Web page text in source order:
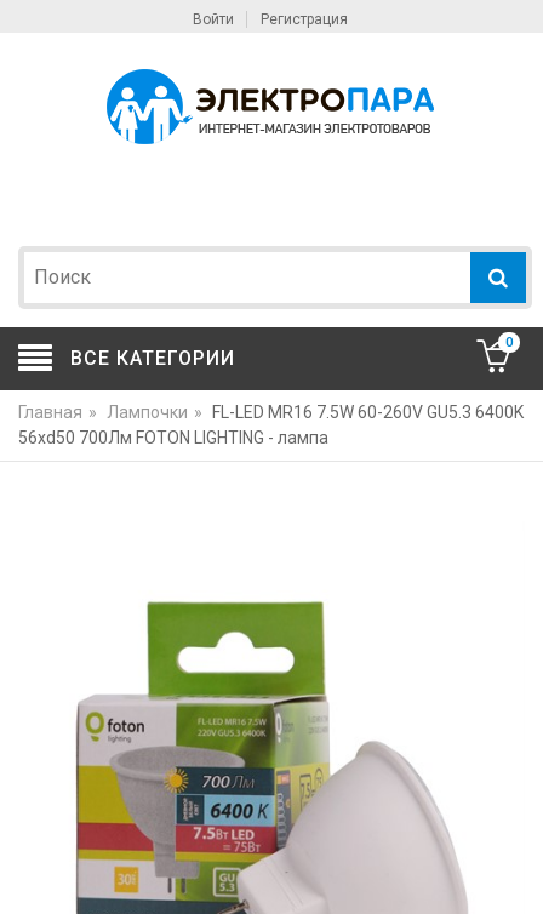
Войти Регистрация
ВСЕ КАТЕГОРИИ
0
Главная » Лампочки »
FL-LED MR16 7.5W 60-260V GU5.3 6400K
56xd50 700Лм FOTON LIGHTING - лампа